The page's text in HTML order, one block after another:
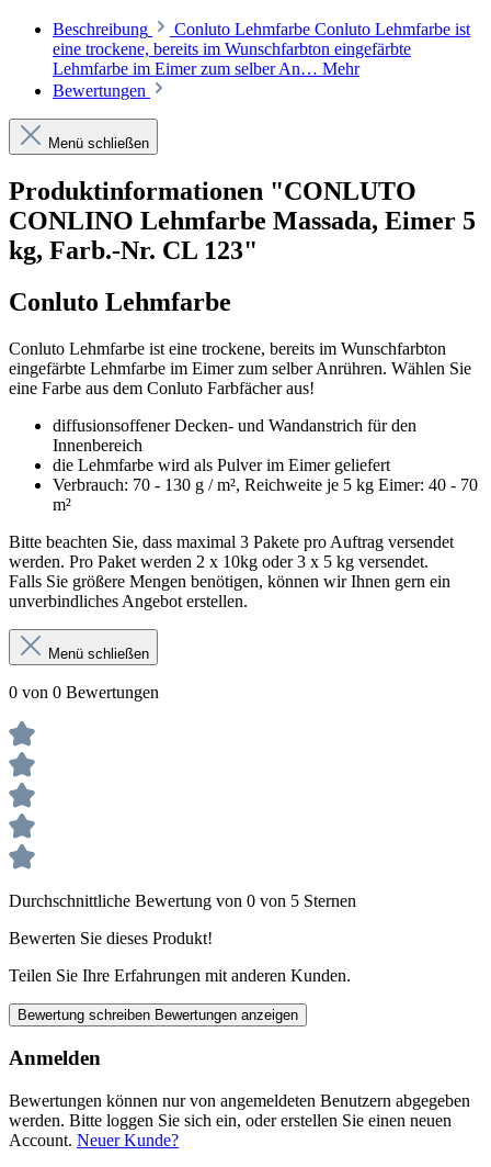
Beschreibung
Conluto Lehmfarbe Conluto Lehmfarbe ist
eine trockene, bereits im Wunschfarbton eingefärbte
Lehmfarbe im Eimer zum selber An… Mehr
Bewertungen
Menü schließen
Produktinformationen "CONLUTO
CONLINO Lehmfarbe Massada, Eimer 5
kg, Farb.-Nr. CL 123"
Conluto Lehmfarbe
Conluto Lehmfarbe ist eine trockene, bereits im Wunschfarbton
eingefärbte Lehmfarbe im Eimer zum selber Anrühren. Wählen Sie
eine Farbe aus dem Conluto Farbfächer aus!
diffusionsoffener Decken- und Wandanstrich für den
Innenbereich
die Lehmfarbe wird als Pulver im Eimer geliefert
Verbrauch: 70 - 130 g / m², Reichweite je 5 kg Eimer: 40 - 70
m²
Bitte beachten Sie, dass maximal 3 Pakete pro Auftrag versendet
werden. Pro Paket werden 2 x 10kg oder 3 x 5 kg versendet.
Falls Sie größere Mengen benötigen, können wir Ihnen gern ein
unverbindliches Angebot erstellen.
Menü schließen
0 von 0 Bewertungen
Durchschnittliche Bewertung von 0 von 5 Sternen
Bewerten Sie dieses Produkt!
Teilen Sie Ihre Erfahrungen mit anderen Kunden.
Bewertung schreiben Bewertungen anzeigen
Anmelden
Bewertungen können nur von angemeldeten Benutzern abgegeben
werden. Bitte loggen Sie sich ein, oder erstellen Sie einen neuen
Account. Neuer Kunde?